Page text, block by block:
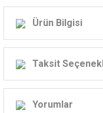
Ürün Bilgisi
YATAY TEK
Taksit
Yorumlar